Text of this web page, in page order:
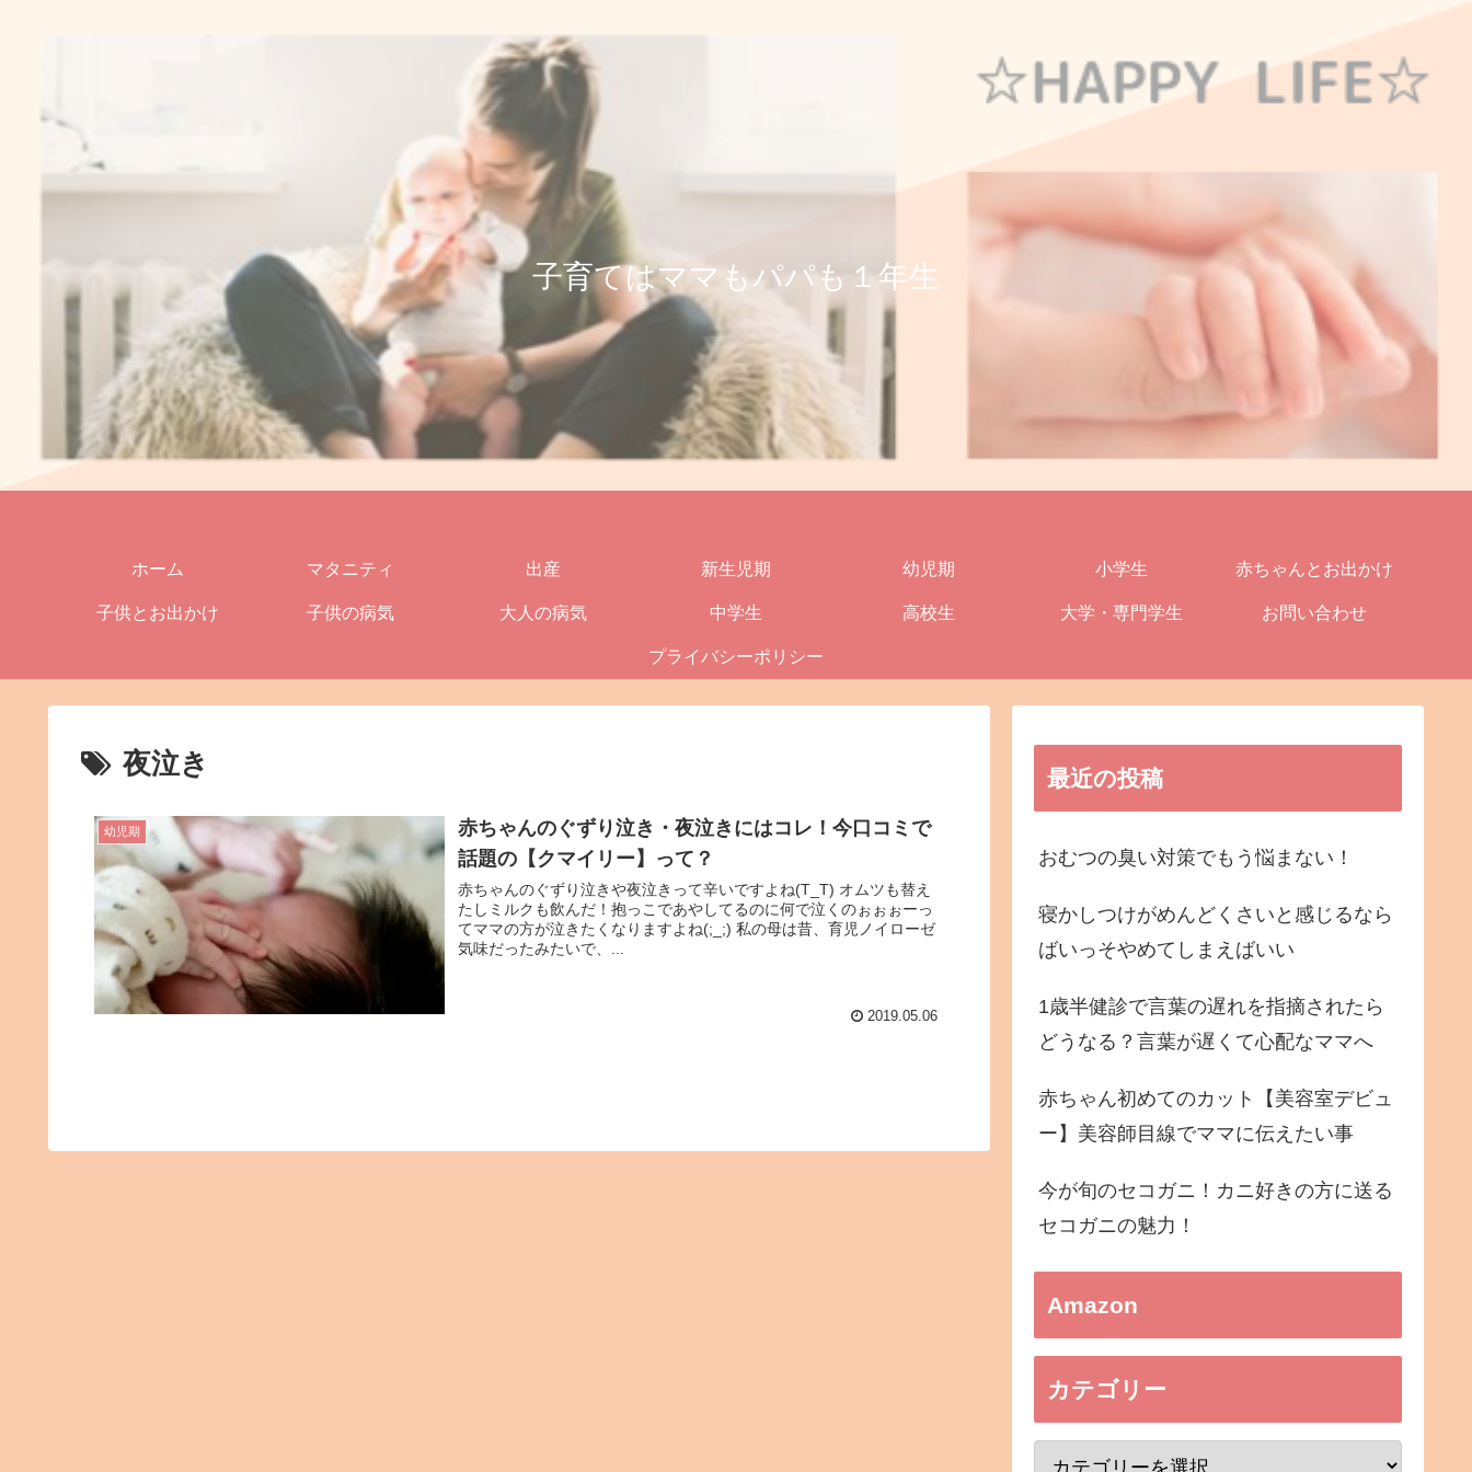
子育てはママもパパも１年生
ホーム マタニティ 出産 新生児期 幼児期 小学生 赤ちゃんとお出かけ
子供とお出かけ 子供の病気 大人の病気 中学生 高校生 大学・専門学生 お問い合わせ
プライバシーポリシー
夜泣き
幼児期
赤ちゃんのぐずり泣き・夜泣きにはコレ！今口コミで
話題の【クマイリー】って？
赤ちゃんのぐずり泣きや夜泣きって辛いですよね(T_T) オムツも替え
たしミルクも飲んだ！抱っこであやしてるのに何で泣くのぉぉぉーっ
てママの方が泣きたくなりますよね(;_;) 私の母は昔、育児ノイローゼ
気味だったみたいで、...
2019.05.06
最近の投稿
おむつの臭い対策でもう悩まない！
寝かしつけがめんどくさいと感じるなら
ばいっそやめてしまえばいい
1歳半健診で言葉の遅れを指摘されたら
どうなる？言葉が遅くて心配なママへ
赤ちゃん初めてのカット【美容室デビュ
ー】美容師目線でママに伝えたい事
今が旬のセコガニ！カニ好きの方に送る
セコガニの魅力！
Amazon
カテゴリー